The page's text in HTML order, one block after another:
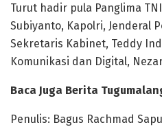
Turut hadir pula Panglima
Subiyanto, Kapolri, Jenderal
Sekretaris Kabinet, Teddy
Komunikasi dan Digital,
Baca Juga Berita
Penulis: Bagus Rachmad